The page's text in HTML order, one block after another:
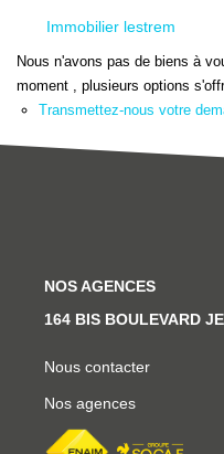
Immobilier lestrem
Nous n'avons pas de biens à
moment , plusieurs options
Transmettez-nous votre
NOS AGENCES
164 BIS BOULEVARD
Nous contacter
Nos agences